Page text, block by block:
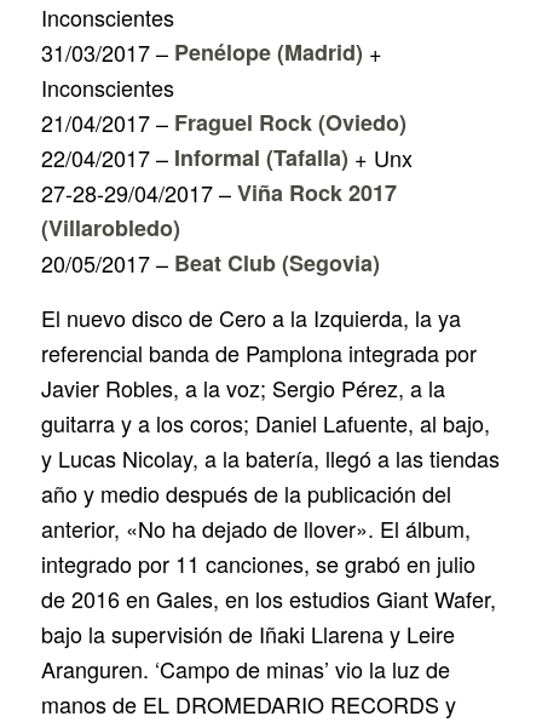
Inconscientes
31/03/2017 – Penélope (Madrid) +
Inconscientes
21/04/2017 – Fraguel Rock (Oviedo)
22/04/2017 – Informal (Tafalla) + Unx
27-28-29/04/2017 –Viña Rock 2017
(Villarobledo)
20/05/2017 – Beat Club (Segovia)
El nuevo disco de Cero a la Izquierda, la ya
referencial banda de Pamplona integrada por
Javier Robles, a la voz; Sergio Pérez, a la
guitarra y a los coros; Daniel Lafuente, al bajo,
y Lucas Nicolay, a la batería, llegó a las tiendas
año y medio después de la publicación del
anterior, «No ha dejado de llover». El álbum,
integrado por 11 canciones, se grabó en julio
de 2016 en Gales, en los estudios Giant Wafer,
bajo la supervisión de Iñaki Llarena y Leire
Aranguren. ‘Campo de minas’ vio la luz de
manos de EL DROMEDARIO RECORDS y